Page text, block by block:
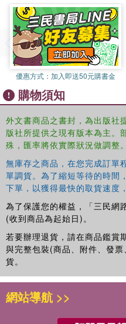
Making Congregational
Communities Worldwide
congregational music-
communities around the
to be ‘local’ and
produced, negotiated, and
making, this book draws
continent that integrate
ethnomusicology, cultural
practical theology. Four
of the production of locality
making, addressing the
and political power,
influences in defining what it
processes of localization
understandings of the
belief and practice.
優惠方式： 加入即送50元購書金
購物須知
外文書商品之書封，為出版社
版社所提供之現有版本為主。
殊，匯率將依實際狀況做調整。
無庫存之商品，在您完成訂單
單調貨。為了縮短等待的時間
下單，以獲得最快的取貨速度
為了保護您的權益，「三民網
(收到商品為起始日)。
若要辦理退貨，請在商品鑑賞
與完整包裝(商品、附件、發
貨。
網站導航 >>